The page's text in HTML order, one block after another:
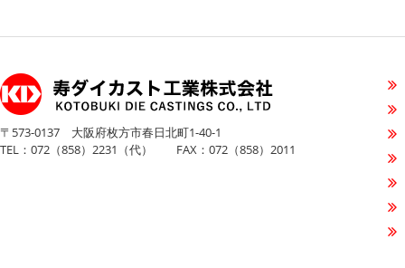
〒573-0137 大阪府枚方市春日北町1-40-1
TEL：072（858）2231（代） FAX：072（858）2011